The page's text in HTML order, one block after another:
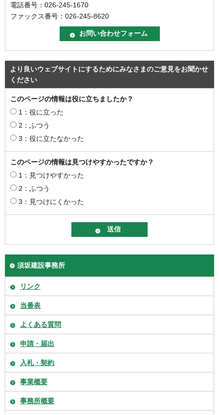
電話番号：026-245-1670
ファックス番号：026-245-8620
より良いウェブサイトにするためにみなさまのご意見をお聞かせ
ください
このページの情報は役に立ちましたか？
1：役に立った
2：ふつう
3：役に立たなかった
このページの情報は見つけやすかったですか？
1：見つけやすかった
2：ふつう
3：見つけにくかった
須坂建設事務所
リンク
当番表
よくある質問
申請・届出
入札・契約
事業概要
事務所概要